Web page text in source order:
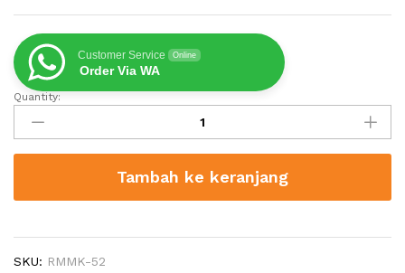
Customer Service Online
Order Via WA
Meja
Kerja
Minimalis
Modern
quantity
Quantity:
Tambah ke keranjang
SKU: RMMK-52